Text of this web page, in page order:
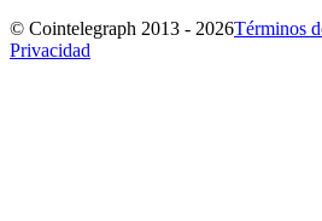
© Cointelegraph 2013 - 2026Términos
Privacidad